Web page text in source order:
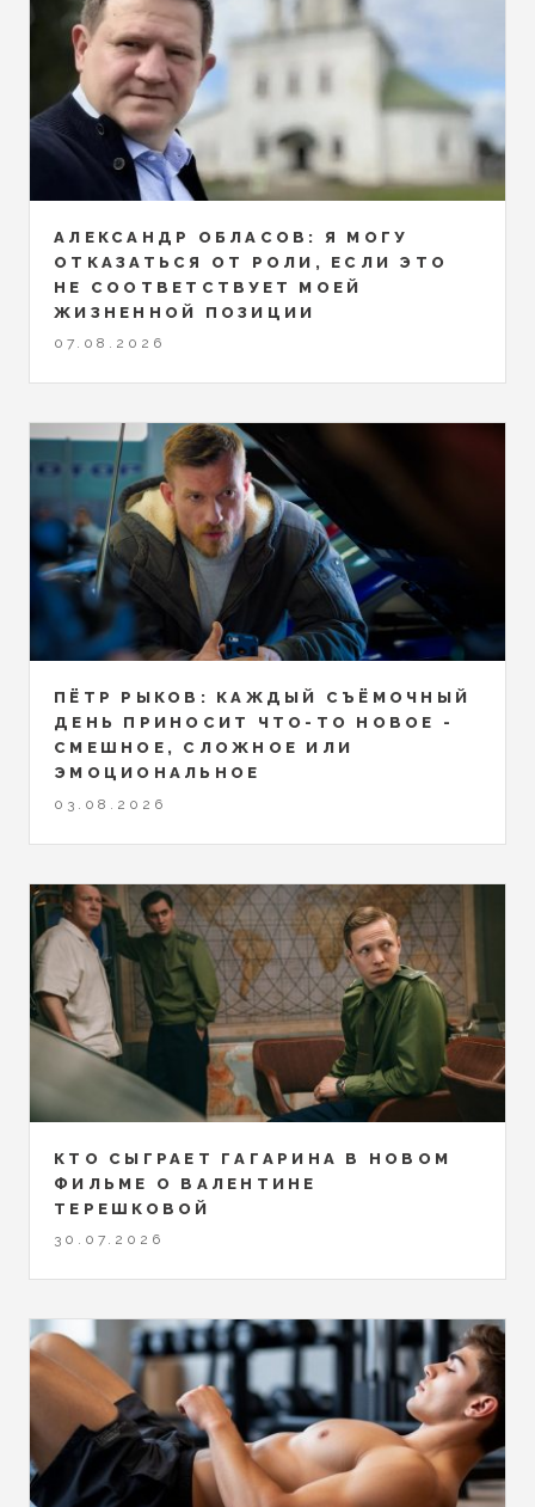
АЛЕКСАНДР ОБЛАСОВ: Я МОГУ
ОТКАЗАТЬСЯ ОТ РОЛИ, ЕСЛИ ЭТО
НЕ СООТВЕТСТВУЕТ МОЕЙ
ЖИЗНЕННОЙ ПОЗИЦИИ
07.08.2026
ПЁТР РЫКОВ: КАЖДЫЙ СЪЁМОЧНЫЙ
ДЕНЬ ПРИНОСИТ ЧТО-ТО НОВОЕ -
СМЕШНОЕ, СЛОЖНОЕ ИЛИ
ЭМОЦИОНАЛЬНОЕ
03.08.2026
КТО СЫГРАЕТ ГАГАРИНА В НОВОМ
ФИЛЬМЕ О ВАЛЕНТИНЕ
ТЕРЕШКОВОЙ
30.07.2026